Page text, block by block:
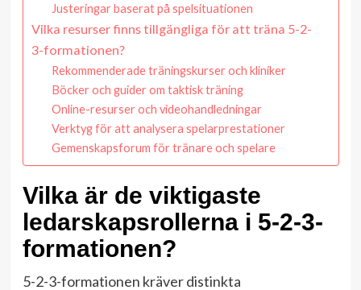
Justeringar baserat på spelsituationen
Vilka resurser finns tillgängliga för att träna 5-2-
3-formationen?
Rekommenderade träningskurser och kliniker
Böcker och guider om taktisk träning
Online-resurser och videohandledningar
Verktyg för att analysera spelarprestationer
Gemenskapsforum för tränare och spelare
Vilka är de viktigaste
ledarskapsrollerna i 5-2-3-
formationen?
5-2-3-formationen kräver distinkta